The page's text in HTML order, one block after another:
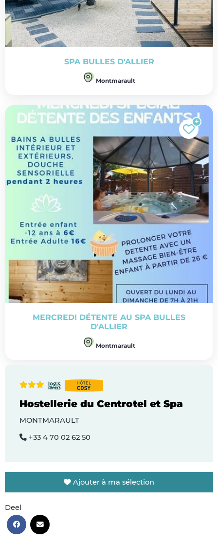
SPA BULLES D'ALLIER
Montmarault
MERCREDI DÉTENTE AU SPA BULLES
D'ALLIER
Montmarault
Hostellerie du Centrotel et Spa
MONTMARAULT
+33 4 70 02 62 50
Ajouter à ma sélection
Deel